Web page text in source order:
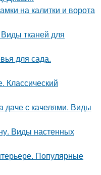
на калитки и ворота
тканей для
для сада.
Классический
даче с качелями. Виды
Виды настенных
Популярные